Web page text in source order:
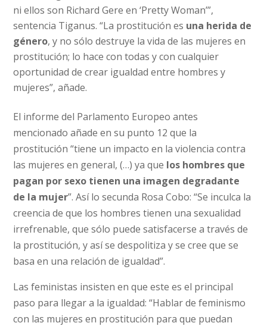
ni ellos son Richard Gere en ‘Pretty Woman’”,
sentencia Tiganus. “La prostitución es una herida de
género, y no sólo destruye la vida de las mujeres en
prostitución; lo hace con todas y con cualquier
oportunidad de crear igualdad entre hombres y
mujeres”, añade.
El informe del Parlamento Europeo antes
mencionado añade en su punto 12 que la
prostitución “tiene un impacto en la violencia contra
las mujeres en general, (…) ya que los hombres que
pagan por sexo tienen una imagen degradante
de la mujer”. Así lo secunda Rosa Cobo: “Se inculca la
creencia de que los hombres tienen una sexualidad
irrefrenable, que sólo puede satisfacerse a través de
la prostitución, y así se despolitiza y se cree que se
basa en una relación de igualdad”.
Las feministas insisten en que este es el principal
paso para llegar a la igualdad: “Hablar de feminismo
con las mujeres en prostitución para que puedan